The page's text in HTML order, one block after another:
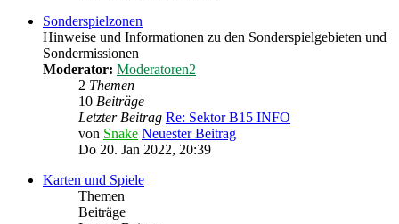
Sonderspielzonen
Hinweise und Informationen zu den Sonderspielgebieten und
Sondermissionen
Moderator: Moderatoren2
2 Themen
10 Beiträge
Letzter Beitrag Re: Sektor B15 INFO
von Snake Neuester Beitrag
Do 20. Jan 2022, 20:39
Karten und Spiele
Themen
Beiträge